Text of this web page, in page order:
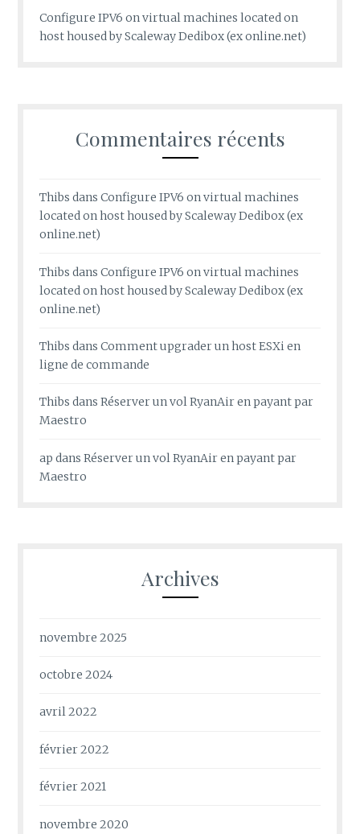
Configure IPV6 on virtual machines located on
host housed by Scaleway Dedibox (ex online.net)
Commentaires récents
Thibs dansConfigure IPV6 on virtual machines
located on host housed by Scaleway Dedibox (ex
online.net)
Thibs dansConfigure IPV6 on virtual machines
located on host housed by Scaleway Dedibox (ex
online.net)
Thibs dansComment upgrader un host ESXi en
ligne de commande
Thibs dansRéserver un vol RyanAir en payant par
Maestro
ap dansRéserver un vol RyanAir en payant par
Maestro
Archives
novembre 2025
octobre 2024
avril 2022
février 2022
février 2021
novembre 2020